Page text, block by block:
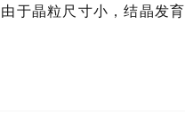
由于晶粒尺寸小，结晶发育